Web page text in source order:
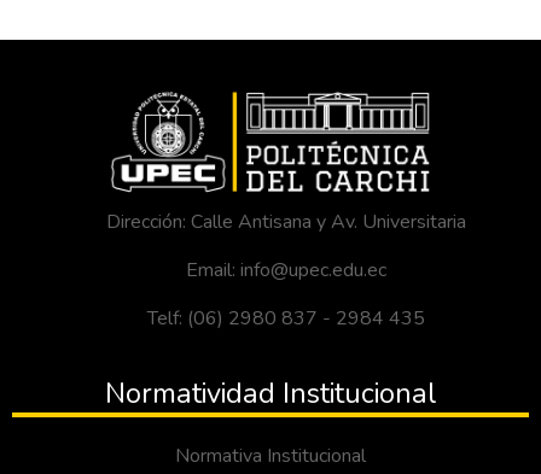
Dirección: Calle Antisana y Av. Universitaria
Email: info@upec.edu.ec
Telf: (06) 2980 837 - 2984 435
Normatividad Institucional
Normativa Institucional